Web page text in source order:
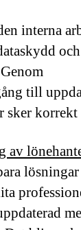
interna
till
sker
av